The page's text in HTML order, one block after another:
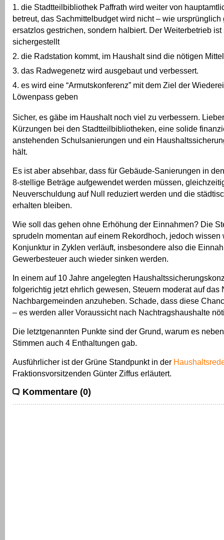
die Stadtteilbibliothek Paffrath wird weiter von
betreut, das Sachmittelbudget wird nicht – wie ursprünglich
ersatzlos gestrichen, sondern halbiert. Der Weiterbetrieb ist
sichergestellt
die Radstation kommt, im Haushalt sind die nötigen
das Radwegenetz wird ausgebaut und verbessert.
es wird eine “Armutskonferenz” mit dem Ziel der
Löwenpass geben
Sicher, es gäbe im Haushalt noch viel zu verbessern.
Kürzungen bei den Stadtteilbibliotheken, eine solide
anstehenden Schulsanierungen und ein
hält.
Es ist aber absehbar, dass für Gebäude-Sanierungen in
8-stellige Beträge aufgewendet werden müssen,
Neuverschuldung auf Null reduziert werden und die
erhalten bleiben.
Wie soll das gehen ohne Erhöhung der Einnahmen? Die
sprudeln momentan auf einem Rekordhoch, jedoch wissen
Konjunktur in Zyklen verläuft, insbesondere also die
Gewerbesteuer auch wieder sinken werden.
In einem auf 10 Jahre angelegten
folgerichtig jetzt ehrlich gewesen, Steuern moderat auf das
Nachbargemeinden anzuheben. Schade, dass diese
– es werden aller Voraussicht nach Nachtragshaushalte
Die letztgenannten Punkte sind der Grund, warum es
Stimmen auch 4 Enthaltungen gab.
Ausführlicher ist der Grüne Standpunkt in der
Fraktionsvorsitzenden Günter Ziffus erläutert.
Kommentare (0)